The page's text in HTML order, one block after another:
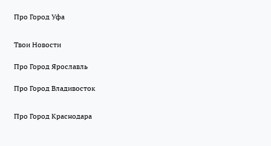
Про Город Уфа
Твои Новости
Про Город Ярославль
Про Город Владивосток
Про Город Краснодара